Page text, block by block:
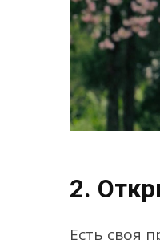
2.
Есть своя